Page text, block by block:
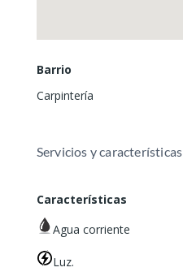
Barrio
Carpintería
Servicios y características
Características
Agua corriente
Luz.